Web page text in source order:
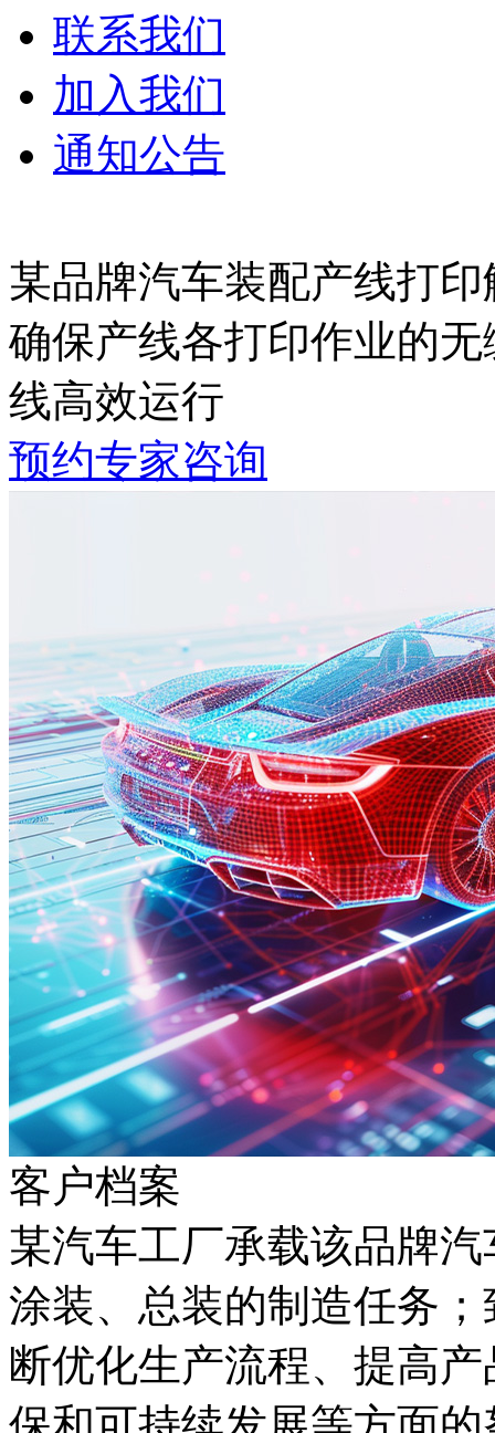
联系我们
加入我们
通知公告
某品牌汽车装配产线打
确保产线各打印作业的无
线高效运行
预约专家咨询
客户档案
某汽车工厂承载该品牌汽车
涂装、总装的制造任
断优化生产流程、提